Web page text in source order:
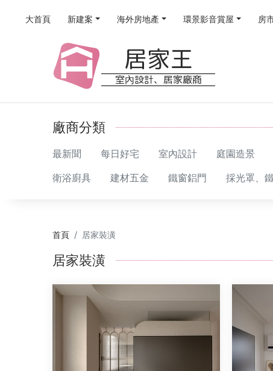
大首頁 新建案 海外房地產 環景影音賞屋 房
居家王
室內設計、居家廠商
廠商分類
最新聞 每日好宅 室內設計 庭園造景
衛浴廚具
建材五金 鐵窗鋁門 採光罩、
首頁 居家裝潢
居家裝潢